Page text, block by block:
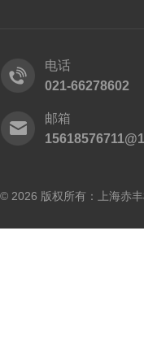
电话
021-66278602
邮箱
© 2026 版权所有：上海赤